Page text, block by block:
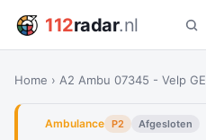
112radar.nl
Home › A2 Ambu 07345 - Velp
Ambulance P2 Afgesloten